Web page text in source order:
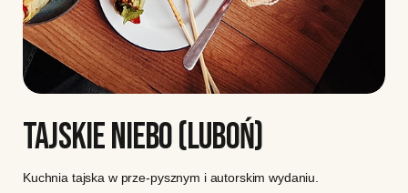
TAJSKIE NIEBO (LUBOŃ)
Kuchnia tajska w prze-pysznym i autorskim wydaniu.